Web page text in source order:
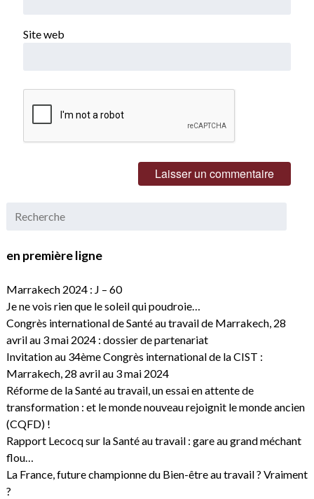
Site web
en première ligne
Marrakech 2024 : J – 60
Je ne vois rien que le soleil qui poudroie…
Congrès international de Santé au travail de Marrakech, 28
avril au 3 mai 2024 : dossier de partenariat
Invitation au 34ème Congrès international de la CIST :
Marrakech, 28 avril au 3 mai 2024
Réforme de la Santé au travail, un essai en attente de
transformation : et le monde nouveau rejoignit le monde ancien
(CQFD) !
Rapport Lecocq sur la Santé au travail : gare au grand méchant
flou…
La France, future championne du Bien-être au travail ? Vraiment
?